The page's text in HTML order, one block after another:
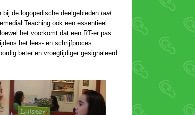
bij de logopedische deelgebieden taal
Teaching ook een essentieel
het voorkomt dat een RT-er pas
het lees- en schrijfproces
beter en vroegtijdiger gesignaleerd